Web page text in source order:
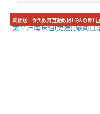
買就送！食魚教育互動教材1份&魚骨1包